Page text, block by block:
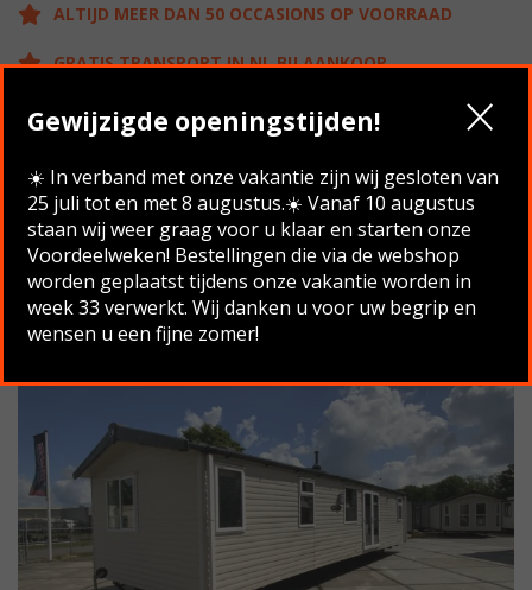
ALTIJD MEER DAN 50 OCCASIONS OP VOORRAAD
GRATIS TRANSPORT IN NL BIJ AANKOOP
KLANTEN BEOORDELEN ONS MET EEN 9.6/10
Home/ Aanbod
Terug naar overzicht
Gewijzigde openingstijden!
☀️ In verband met onze vakantie zijn wij gesloten van
25 juli tot en met 8 augustus.☀️ Vanaf 10 augustus
staan wij weer graag voor u klaar en starten onze
Voordeelweken! Bestellingen die via de webshop
worden geplaatst tijdens onze vakantie worden in
week 33 verwerkt. Wij danken u voor uw begrip en
wensen u een fijne zomer!